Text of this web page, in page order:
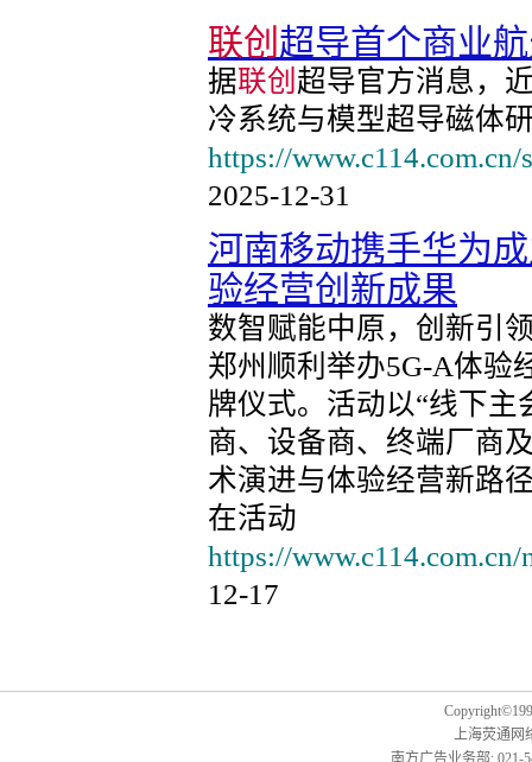
联创 超导首个商业
据联创 超导官方消息，
冷系统与模型超导磁体
https://
2025-12-31
河南移动携手华为
验经营创新成果
数智赋能中原，创新引
郑州顺利举办5G-A体验
牌仪式。活动以“线下主
商、设备商、终端厂商
术演进与体验经营新路
在活动
https://
12-17
上海荧通网
南方广告业务部: 021-